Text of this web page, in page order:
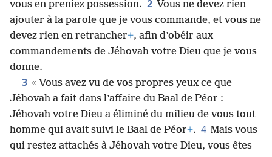
vous donne Jéhovah, le Dieu de vos ancêtres, et que
vous en preniez possession. 2 Vous ne devez rien
ajouter à la parole que je vous commande, et vous ne
devez rien en retrancher+, afin d’obéir aux
commandements de Jéhovah votre Dieu que je vous
donne.
3 « Vous avez vu de vos propres yeux ce que
Jéhovah a fait dans l’affaire du Baal de Péor :
Jéhovah votre Dieu a éliminé du milieu de vous tout
homme qui avait suivi le Baal de Péor+. 4 Mais vous